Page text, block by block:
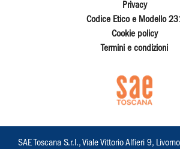
Privacy
Codice Etico e Modello
Cookie policy
Termini e condizioni
SAE Toscana S.r.l., Viale Vittorio Alfieri 9,